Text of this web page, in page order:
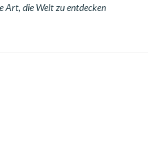
Art, die Welt zu entdecken